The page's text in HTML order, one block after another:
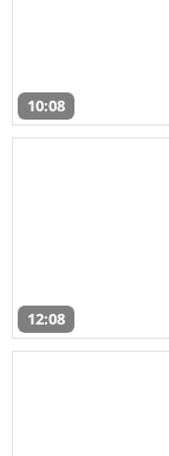
10:08
12:08